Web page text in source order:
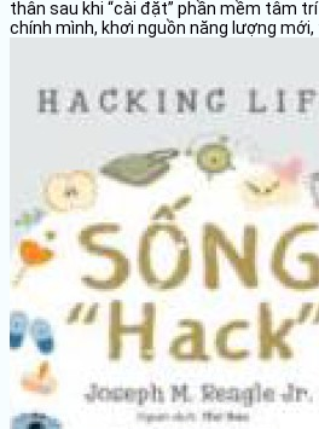
thân sau khi “cài đặt” phần mềm tâm
chính mình, khơi nguồn năng lượng mới,